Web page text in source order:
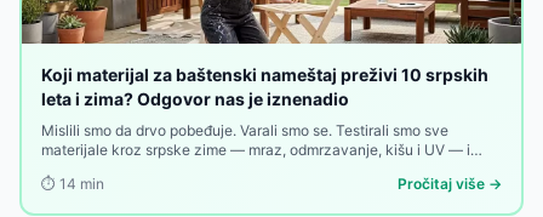
Koji materijal za baštenski nameštaj preživi 10 srpskih
leta i zima? Odgovor nas je iznenadio
Mislili smo da drvo pobeđuje. Varali smo se. Testirali smo sve
materijale kroz srpske zime — mraz, odmrzavanje, kišu i UV — i
sledeću kupovinu.
⏱️ 14 min Pročitaj više →